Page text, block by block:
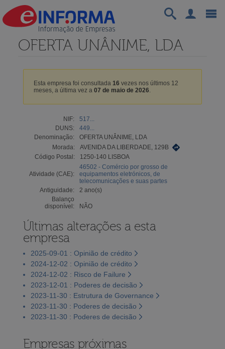
OFERTA UNÂNIME, LDA
Esta empresa foi consultada 16 vezes nos últimos 12
meses, a última vez a 07 de maio de 2026.
NIF:
517...
DUNS:
449...
Denominação:
OFERTA UNÂNIME, LDA
Morada:
AVENIDA DA LIBERDADE, 129B
Código Postal:
1250-140 LISBOA
Atividade (CAE):
46502 - Comércio por grosso de
equipamentos eletrónicos, de
telecomunicações e suas partes
Antiguidade:
2 ano(s)
Balanço
disponível:
NÃO
Últimas alterações a esta
empresa
2025-09-01 : Opinião de crédito
2024-12-02 : Opinião de crédito
2024-12-02 : Risco de Failure
2023-12-01 : Poderes de decisão
2023-11-30 : Estrutura de Governance
2023-11-30 : Poderes de decisão
2023-11-30 : Poderes de decisão
Empresas próximas